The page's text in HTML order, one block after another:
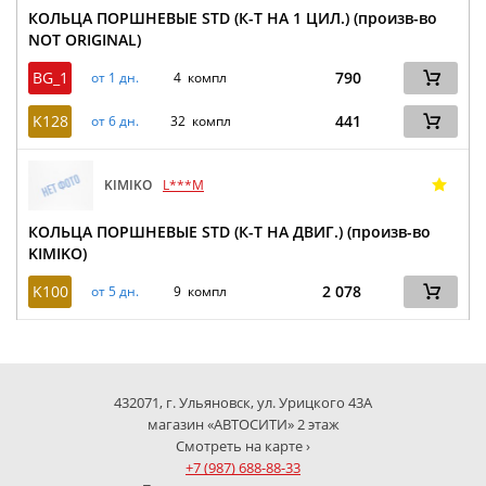
КОЛЬЦА ПОРШНЕВЫЕ STD (К-Т НА 1 ЦИЛ.) (произв-во
NOT ORIGINAL)
BG_1
от 1 дн. 4 компл 790
K128 от 6 дн. 32 компл 441
KIMIKO L***M
КОЛЬЦА ПОРШНЕВЫЕ STD (К-Т НА ДВИГ.) (произв-во
KIMIKO)
K100
от 5 дн. 9 компл 2 078
432071, г. Ульяновск, ул. Урицкого 43А
магазин «АВТОСИТИ» 2 этаж
Смотреть на карте ›
+7 (987) 688-88-33